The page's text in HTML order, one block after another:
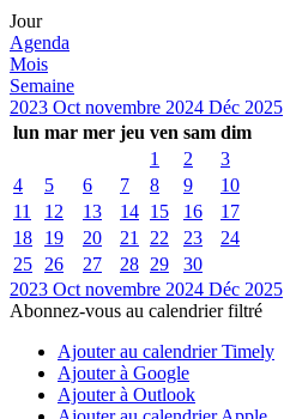
Jour
Agenda
Mois
Semaine
2023 Oct novembre 2024 Déc 2025
lun mar mer jeu ven sam dim
1
2
3
4
5 6 7 8 9
10
11
12 13 14 15 16
17
18
19 20 21 22 23
24
25
26 27 28 29
30
2023 Oct novembre 2024 Déc 2025
Abonnez-vous au calendrier filtré
Ajouter au calendrier Timely
Ajouter à Google
Ajouter à Outlook